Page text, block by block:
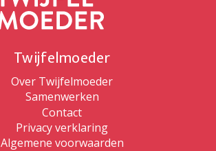
Twijfelmoeder
Over Twijfelmoeder
Samenwerken
Contact
Privacy verklaring
Algemene voorwaarden